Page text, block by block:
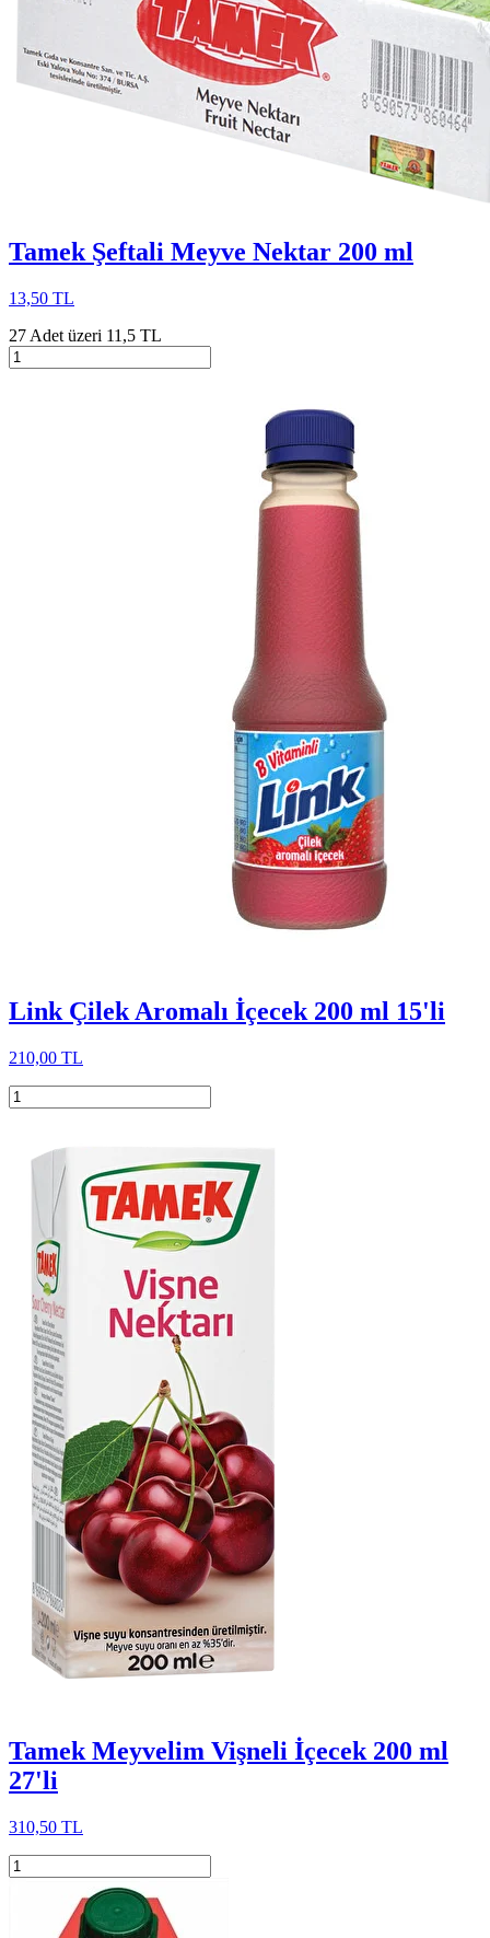
Tamek Şeftali Meyve Nektar 200 ml
13,50 TL
27 Adet üzeri 11,5 TL
Link Çilek Aromalı İçecek 200 ml 15'li
210,00 TL
Tamek Meyvelim Vişneli İçecek 200 ml
27'li
310,50 TL